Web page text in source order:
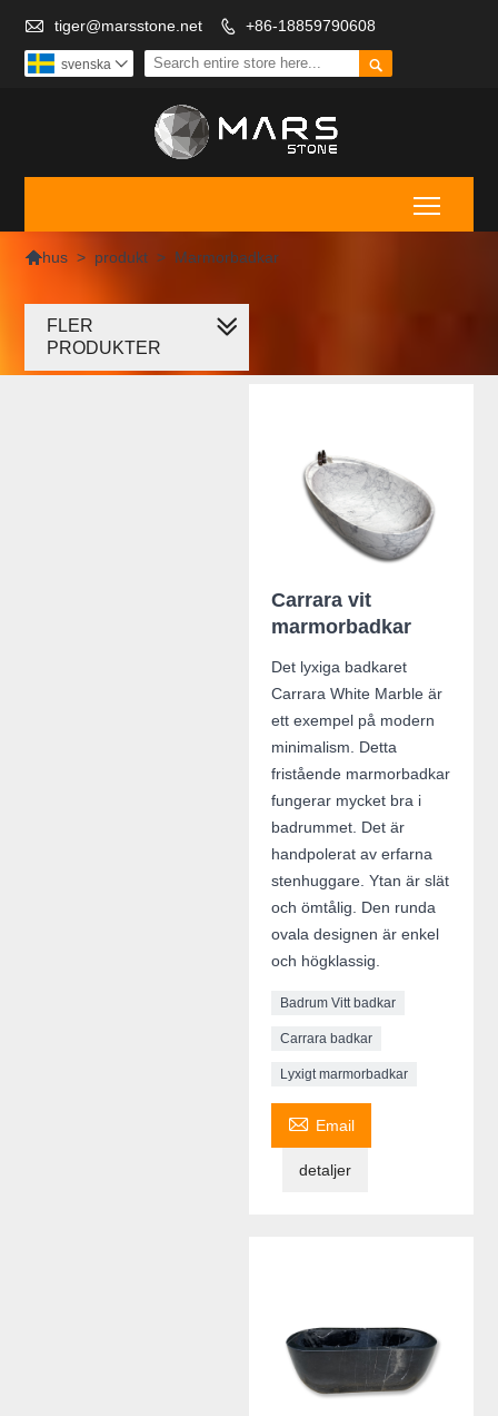
 tiger@marsstone.net  +86-18859790608

svenska 
hus > produkt > Marmorbadkar
Carrara vit
marmorbadkar
Det lyxiga badkaret
Carrara White Marble är
ett exempel på modern
minimalism. Detta
fristående marmorbadkar
fungerar mycket bra i
badrummet. Det är
handpolerat av erfarna
stenhuggare. Ytan är slät
och ömtålig. Den runda
ovala designen är enkel
och högklassig.
Badrum Vitt badkar
Carrara badkar
Lyxigt marmorbadkar
 Email
detaljer
FLER
PRODUKTER